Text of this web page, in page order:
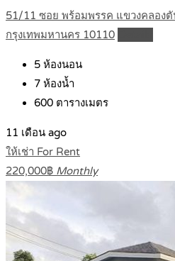
51/11 ซอย พร้อมพรรค แขวงคลอง
กรุงเทพมหานคร 10110
5 ห้องนอน
7 ห้องน้ำ
600 ตารางเมตร
11 เดือน ago
ให้เช่า For Rent
220,000฿ Monthly